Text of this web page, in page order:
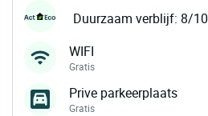
Duurzaam verblijf: 8/10
WIFI
Gratis
Prive parkeerplaats
Gratis